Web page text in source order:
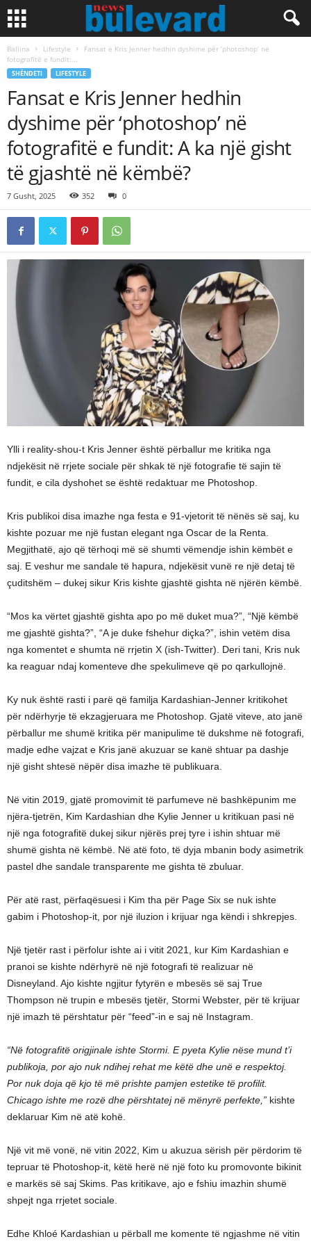
Ballina Lifestyle
Fansat e Kris Jenner hedhin dyshime për ‘photoshop’ në
fotografitë e fundit:...
SHËNDETI LIFESTYLE
Fansat e Kris Jenner hedhin
dyshime për ‘photoshop’ në
fotografitë e fundit: A ka një gisht
të gjashtë në këmbë?
7 Gusht, 2025 352 0
Ylli i reality-shou-t Kris Jenner është përballur me kritika nga
ndjekësit në rrjete sociale për shkak të një fotografie të sajin të
fundit, e cila dyshohet se është redaktuar me Photoshop.
Kris publikoi disa imazhe nga festa e 91-vjetorit të nënës së saj, ku
kishte pozuar me një fustan elegant nga Oscar de la Renta.
Megjithatë, ajo që tërhoqi më së shumti vëmendje ishin këmbët e
saj. E veshur me sandale të hapura, ndjekësit vunë re një detaj të
çuditshëm – dukej sikur Kris kishte gjashtë gishta në njërën këmbë.
“Mos ka vërtet gjashtë gishta apo po më duket mua?”, “Një këmbë
me gjashtë gishta?”, “A je duke fshehur diçka?”, ishin vetëm disa
nga komentet e shumta në rrjetin X (ish-Twitter). Deri tani, Kris nuk
ka reaguar ndaj komenteve dhe spekulimeve që po qarkullojnë.
Ky nuk është rasti i parë që familja Kardashian-Jenner kritikohet
për ndërhyrje të ekzagjeruara me Photoshop. Gjatë viteve, ato janë
përballur me shumë kritika për manipulime të dukshme në fotografi,
madje edhe vajzat e Kris janë akuzuar se kanë shtuar pa dashje
një gisht shtesë nëpër disa imazhe të publikuara.
Në vitin 2019, gjatë promovimit të parfumeve në bashkëpunim me
njëra-tjetrën, Kim Kardashian dhe Kylie Jenner u kritikuan pasi në
një nga fotografitë dukej sikur njërës prej tyre i ishin shtuar më
shumë gishta në këmbë. Në atë foto, të dyja mbanin body asimetrik
pastel dhe sandale transparente me gishta të zbuluar.
Për atë rast, përfaqësuesi i Kim tha për Page Six se nuk ishte
gabim i Photoshop-it, por një iluzion i krijuar nga këndi i shkrepjes.
Një tjetër rast i përfolur ishte ai i vitit 2021, kur Kim Kardashian e
pranoi se kishte ndërhyrë në një fotografi të realizuar në
Disneyland. Ajo kishte ngjitur fytyrën e mbesës së saj True
Thompson në trupin e mbesës tjetër, Stormi Webster, për të krijuar
një imazh të përshtatur për “feed”-in e saj në Instagram.
“Në fotografitë origjinale ishte Stormi. E pyeta Kylie nëse mund t’i
publikoja, por ajo nuk ndihej rehat me këtë dhe unë e respektoj.
Por nuk doja që kjo të më prishte pamjen estetike të profilit.
Chicago ishte me rozë dhe përshtatej në mënyrë perfekte,” kishte
deklaruar Kim në atë kohë.
Një vit më vonë, në vitin 2022, Kim u akuzua sërish për përdorim të
tepruar të Photoshop-it, këtë herë në një foto ku promovonte bikinit
e markës së saj Skims. Pas kritikave, ajo e fshiu imazhin shumë
shpejt nga rrjetet sociale.
Edhe Khloé Kardashian u përball me komente të ngjashme në vitin